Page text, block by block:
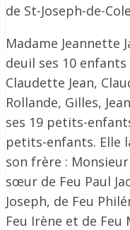
de St-Joseph-de-
Madame Jeannette
deuil ses 10
Claudette Jean,
Rollande, Gilles,
ses 19 petits-
petits-enfants. Elle
son frère :
sœur de Feu Paul
Joseph, de Feu
Feu Irène et de Feu